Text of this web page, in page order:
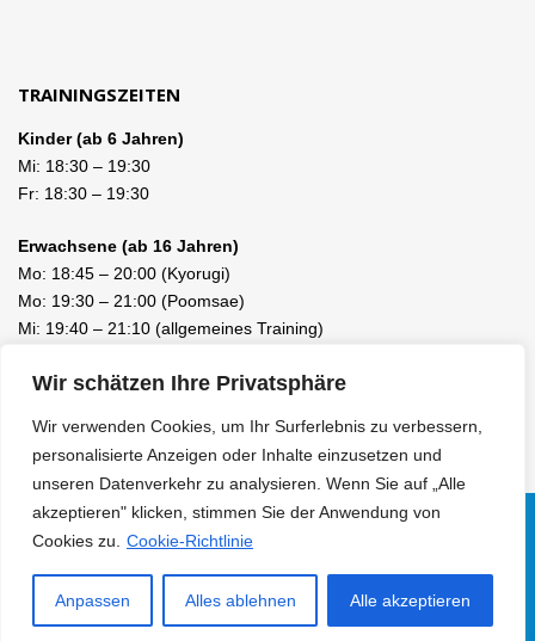
Wir schätzen Ihre Privatsphäre
Wir verwenden Cookies, um Ihr Surferlebnis zu verbessern,
personalisierte Anzeigen oder Inhalte einzusetzen und
unseren Datenverkehr zu analysieren. Wenn Sie auf „Alle
akzeptieren" klicken, stimmen Sie der Anwendung von
Cookies zu.
Cookie-Richtlinie
Anpassen Alles ablehnen Alle akzeptieren
TRAININGSZEITEN
Kinder (ab 6 Jahren)
Mi: 18:30 – 19:30
Fr: 18:30 – 19:30
Erwachsene (ab 16 Jahren)
Mo: 18:45 – 20:00 (Kyorugi)
Mo: 19:30 – 21:00 (Poomsae)
Mi: 19:40 – 21:10 (allgemeines Training)
Facebook
LinkedIn
Instagram
© 2010 - 2026 KIM TAEKWONDO SCHULE LUZERN / EBIKON /
KAMPFSPORT |Datenschutzerklärung| Haftungsausschluss